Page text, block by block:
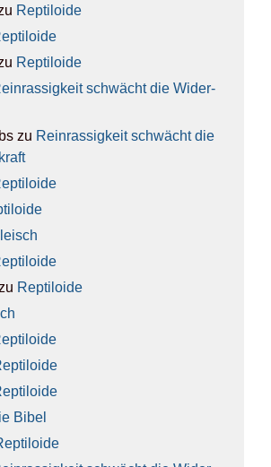
Rep­ti­lo­ide
Rep­ti­lo­ide
schwächt die Wider­
zu Rein­ras­sig­keit schwächt die
Rep­ti­lo­ide
Bibel